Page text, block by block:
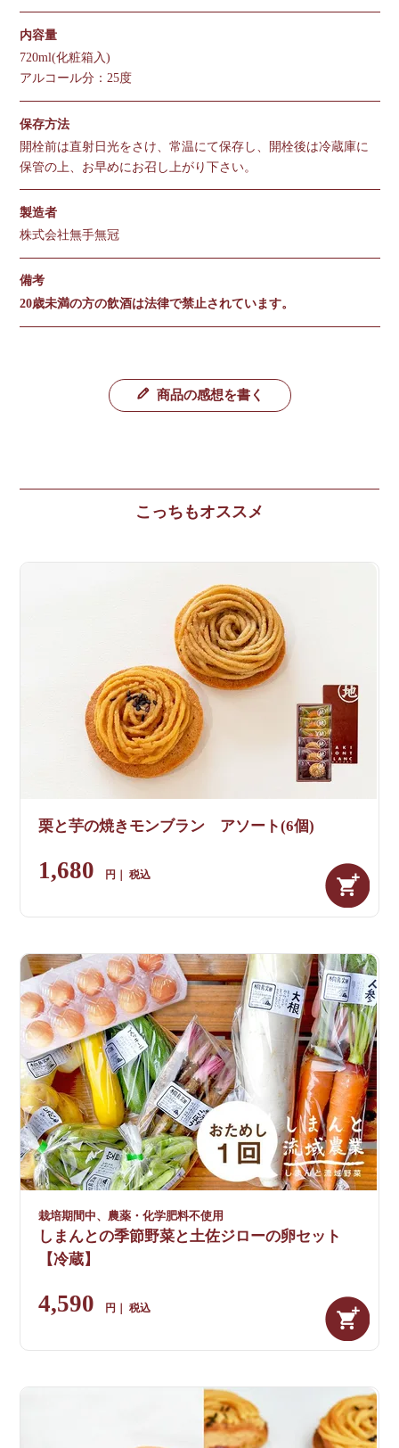
内容量
720ml(化粧箱入)
アルコール分：25度
保存方法
開栓前は直射日光をさけ、常温にて保存し、開栓後は冷蔵庫に
保管の上、お早めにお召し上がり下さい。
製造者
株式会社無手無冠
備考
20歳未満の方の飲酒は法律で禁止されています。
栗と芋の焼きモンブラン アソート(6個)
1,680 税込
栽培期間中、農薬・化学肥料不使用
しまんとの季節野菜と土佐ジローの卵セット
【冷蔵】
4,590 税込